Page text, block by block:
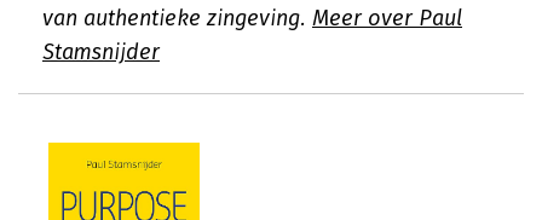
van authentieke zingeving. Meer over Paul
Stamsnijder